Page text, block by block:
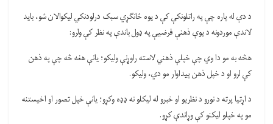
د دې له پاره چې په راتلونکې کې د یوه ځانګړي سبک درلودنکي لیکوالان شو، باید
لاندې موردونه د یوې ذهنې فرضیې په ډول باندې په نظر کې ولرو:
هڅه به مو دا وي چې خپلې ذهني لاسته راوړنې ولیکو؛ یانې هغه څه چې په ذهن
کې لرو او د خپل ذهن پیداوار مو دي، ولیکو.
د اړتیا پرته د نورو د نظریو او خبرو له لیکلو نه ډډه وکړو؛ یانې خپل تصور او اخیستنه
مو په خپلو لیکنو کې وړاندې کړو.